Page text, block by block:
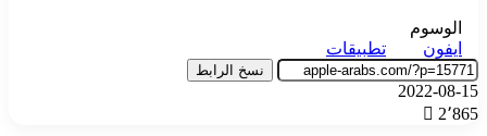
الوسوم
ايفون
تطبيقات
نسخ الرابط
2022-08-15
2٬865